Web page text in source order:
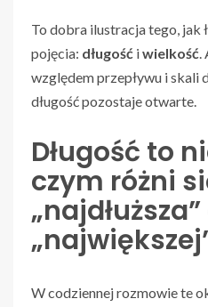
To dobra ilustracja tego, jak
pojęcia: długość iwielkość.
względem przepływu i skali
długość pozostaje otwarte.
Długość to
czym różni
W codziennej rozmowie te